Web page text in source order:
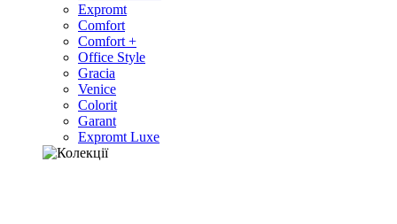
Expromt
Comfort
Comfort +
Office Style
Gracia
Venice
Colorit
Garant
Expromt Luxe